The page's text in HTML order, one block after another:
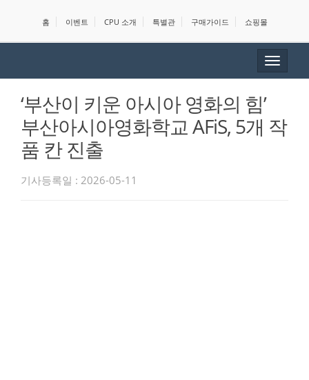
홈 이벤트 CPU 소개 특별관 구매가이드 쇼핑몰
Toggle
‘부산이 키운 아시아 영화의 힘’
부산아시아영화학교 AFiS, 5개 작
품 칸 진출
기사등록일 : 2026-05-11